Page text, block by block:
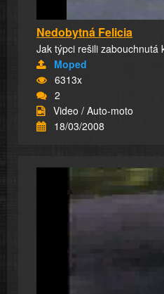
Nedobytná Felicia
Jak týpci rešili zabouchnutá
Moped
6313x
2
Video / Auto-moto
18/03/2008